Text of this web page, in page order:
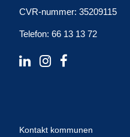
CVR-nummer: 35209115
Telefon: 66 13 13 72
Kontakt kommunen